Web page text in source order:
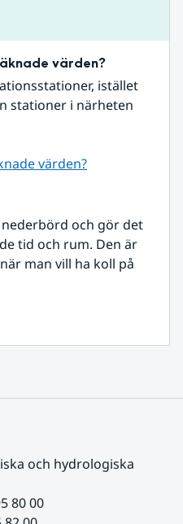
värden?
istället
stationer i närheten
värden?
och gör det
tid och rum. Den är
man vill ha koll på
och hydrologiska
80 00